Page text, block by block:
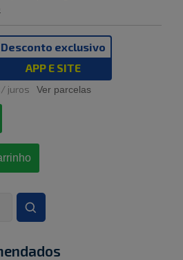
Desconto exclusivo
APP E SITE
juros Ver parcelas